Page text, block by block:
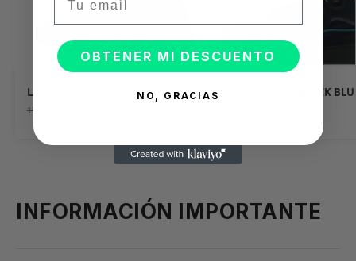
LANVIN CURB LOW-TOP
139,90
LANVIN CURB BLACK
INFORMACIÓN IMPORTANTE
OBTENER MI DESCUENTO
NO, GRACIAS